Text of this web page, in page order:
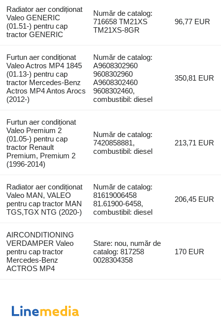
Radiator aer condiționat
Valeo GENERIC
(01.51-) pentru cap
tractor GENERIC
Număr de catalog:
716658 TM21XS
TM21XS-8GR
96,77 EUR
Furtun aer condiționat
Valeo Actros MP4 1845
(01.13-) pentru cap
tractor Mercedes-Benz
Actros MP4 Antos Arocs
(2012-)
Număr de catalog:
A9608302960
9608302960
A9608302460
9608302460,
combustibil: diesel
350,81 EUR
Furtun aer condiționat
Valeo Premium 2
(01.05-) pentru cap
tractor Renault
Premium, Premium 2
(1996-2014)
Număr de catalog:
7420858881,
combustibil: diesel
213,71 EUR
Radiator aer condiționat
Valeo MAN, VALEO
pentru cap tractor MAN
TGS,TGX NTG (2020-)
Număr de catalog:
81619006458
81.61900-6458,
combustibil: diesel
206,45 EUR
AIRCONDITIONING
VERDAMPER Valeo
pentru cap tractor
Mercedes-Benz
ACTROS MP4
Stare: nou, număr de
catalog: 817258
0028304358
170 EUR